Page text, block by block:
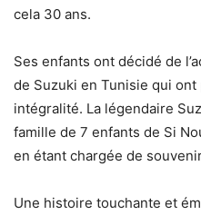
cela 30 ans.
Ses enfants ont décidé de
de Suzuki en Tunisie qui
intégralité. La légendaire
famille de 7 enfants de Si
en étant chargée de
Une histoire touchante et